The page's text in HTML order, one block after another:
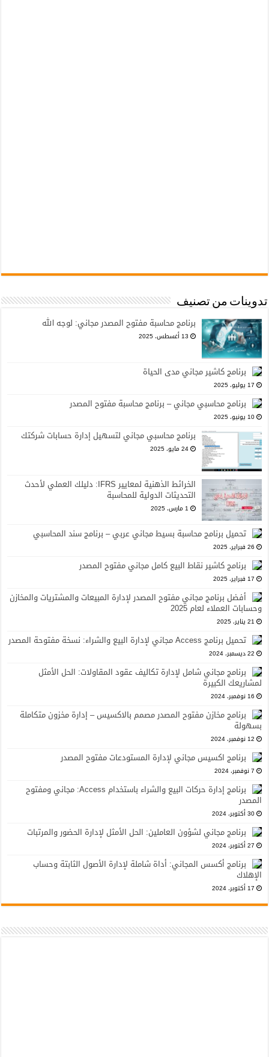
تدوينات من تصنيف
برنامج محاسبة مفتوح المصدر مجاني: لوجه الله
13 أغسطس، 2025
برنامج كاشير مجاني مدى الحياة
17 يوليو، 2025
برنامج محاسبي مجاني – برنامج محاسبة مفتوح المصدر
10 يونيو، 2025
برنامج محاسبي مجاني لتسهيل إدارة حسابات شركتك
24 مايو، 2025
الخرائط الذهنية لمعايير IFRS: دليلك العملي لأحدث
التحديثات الدولية للمحاسبة
1 مارس، 2025
تحميل برنامج محاسبة بسيط مجاني عربي – برنامج سند المحاسبي
26 فبراير، 2025
برنامج كاشير نقاط البيع كامل مجاني مفتوح المصدر
17 فبراير، 2025
أفضل برنامج مجاني مفتوح المصدر لإدارة المبيعات والمشتريات والمخازن
وحسابات العملاء لعام 2025
21 يناير، 2025
تحميل برنامج Access مجاني لإدارة البيع والشراء: نسخة مفتوحة المصدر
22 ديسمبر، 2024
برنامج مجاني شامل لإدارة تكاليف عقود المقاولات: الحل الأمثل
لمشاريعك الكبيرة
16 نوفمبر، 2024
برنامج مخازن مفتوح المصدر مصمم بالاكسيس – إدارة مخزون متكاملة
بسهولة
12 نوفمبر، 2024
برنامج اكسيس مجاني لإدارة المستودعات مفتوح المصدر
7 نوفمبر، 2024
برنامج إدارة حركات البيع والشراء باستخدام Access: مجاني ومفتوح
المصدر
30 أكتوبر، 2024
برنامج مجاني لشؤون العاملين: الحل الأمثل لإدارة الحضور والمرتبات
27 أكتوبر، 2024
برنامج أكسس المجاني: أداة شاملة لإدارة الأصول الثابتة وحساب
الإهلاك
17 أكتوبر، 2024